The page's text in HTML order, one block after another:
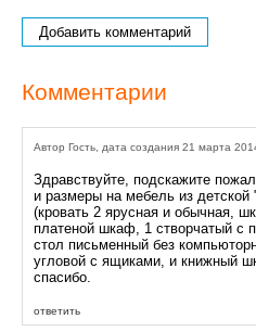
Добавить комментарий
Комментарии
Автор Гость, дата создания 21 марта
Здравствуйте, подскажите
и размеры на мебель из детской
(кровать 2 ярусная и обычная,
платеной шкаф, 1 створчатый с
стол письменный без
угловой с ящиками, и книжный
спасибо.
ответить